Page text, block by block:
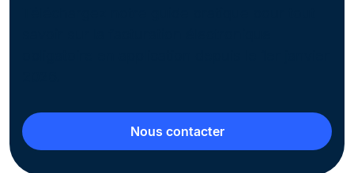
Nous contacter